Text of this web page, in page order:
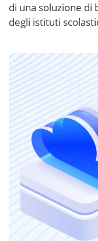
di una soluzione di
degli istituti